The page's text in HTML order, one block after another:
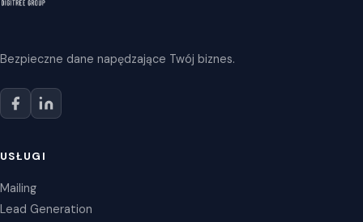
Bezpieczne dane napędzające Twój biznes.
USŁUGI
Mailing
Lead Generation